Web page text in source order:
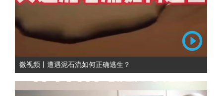
微视频丨遭遇泥石流如何正确逃生？